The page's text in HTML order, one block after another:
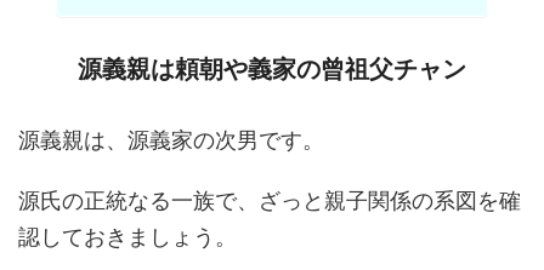
源義親は頼朝や義家の曾祖父チャン
源義親は、源義家の次男です。
源氏の正統なる一族で、ざっと親子関係の系図を確
認しておきましょう。